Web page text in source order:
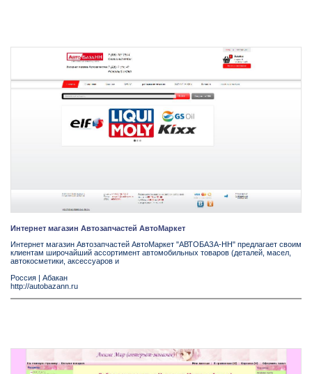
Интернет магазин Автозапчастей АвтоМаркет
Интернет магазин Автозапчастей АвтоМаркет "АВТОБАЗА-НН" предлагает своим
клиентам широчайший ассортимент автомобильных товаров (деталей, масел,
автокосметики, аксессуаров и
Россия | Абакан
http://autobazann.ru